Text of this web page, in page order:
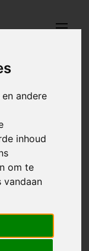
andere
inhoud
om te
vandaan
Boy hier. Deze
verzoeken uit